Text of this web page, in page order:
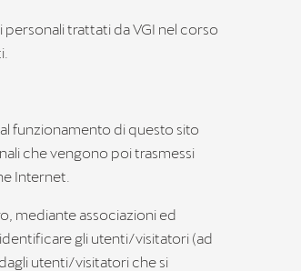
trattati da VGI nel corso
funzionamento di questo sito
che vengono poi trasmessi
Internet.
mediante associazioni ed
gli utenti/visitatori (ad
utenti/visitatori che si